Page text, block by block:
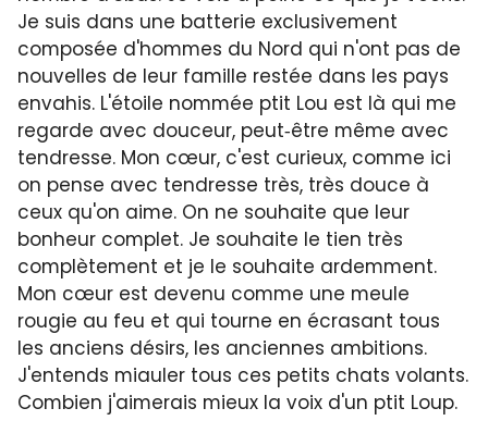
Je suis dans une batterie exclusivement
composée d'hommes du Nord qui n'ont pas de
nouvelles de leur famille restée dans les pays
envahis. L'étoile nommée ptit Lou est là qui me
regarde avec douceur, peut‑être même avec
tendresse. Mon cœur, c'est curieux, comme ici
on pense avec tendresse très, très douce à
ceux qu'on aime. On ne souhaite que leur
bonheur complet. Je souhaite le tien très
complète­ment et je le souhaite ardemment.
Mon cœur est devenu comme une meule
rougie au feu et qui tourne en écrasant tous
les anciens désirs, les anciennes ambitions.
J'entends miauler tous ces petits chats volants.
Combien j'aimerais mieux la voix d'un ptit Loup.